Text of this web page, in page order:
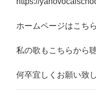
ホームページはこち
私の歌もこちらから
何卒宜しくお願い致